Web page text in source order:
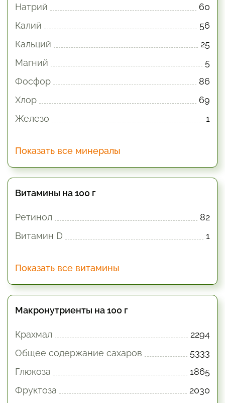
Натрий
60
Калий
56
Кальций
25
Магний
5
Фосфор
86
Хлор
69
Железо
1
Показать все минералы
Витамины на 100 г
Ретинол
82
Витамин D
1
Показать все витамины
Макронутриенты на 100 г
Крахмал
2294
Общее содержание сахаров
5333
Глюкоза
1865
Фруктоза
2030